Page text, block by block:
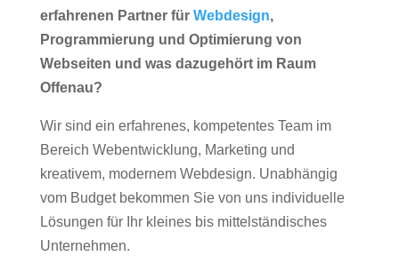
erfahrenen Partner für Webdesign,
Programmierung und Optimierung von
Webseiten und was dazugehört im Raum
Offenau?
Wir sind ein erfahrenes, kompetentes Team im
Bereich Webentwicklung, Marketing und
kreativem, modernem Webdesign. Unabhängig
vom Budget bekommen Sie von uns individuelle
Lösungen für Ihr kleines bis mittelständisches
Unternehmen.